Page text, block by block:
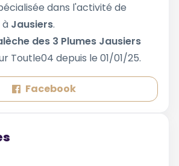
dans l'activité de
Jausiers.
des 3 Plumes Jausiers
Toutle04 depuis le 01/01/25.
Facebook